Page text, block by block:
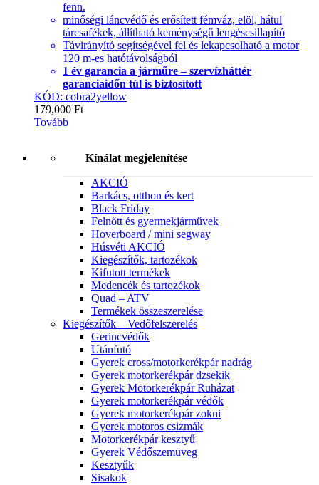
fenn.
minőségi láncvédő és erősített fémváz, elöl, hátul
tárcsafékek, állítható keménységű lengéscsillapító
Távirányító segítségével fel és lekapcsolható a motor
120 m-es hatótávolságból
1 év garancia a járműre – szervízháttér
garanciaidőn túl is biztosított
KÓD: cobra2yellow
179,000 Ft
Tovább
Kínálat megjelenítése
AKCIÓ
Barkács, otthon és kert
Black Friday
Felnőtt és gyermekjárművek
Hoverboard / mini segway
Húsvéti AKCIÓ
Kiegészítők, tartozékok
Kifutott termékek
Medencék és tartozékok
Quad – ATV
Termékek összeszerelése
Kiegészítők – Vedőfelszerelés
Gerincvédők
Utánfutó
Gyerek cross/motorkerékpár nadrág
Gyerek motorkerékpár dzsekik
Gyerek Motorkerékpár Ruházat
Gyerek motorkerékpár védők
Gyerek motorkerékpár zokni
Gyerek motoros csizmák
Motorkerékpár kesztyű
Gyerek Védőszemüveg
Kesztyűk
Sisakok